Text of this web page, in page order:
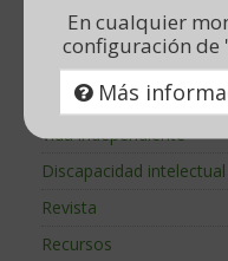
Cooperativa
Centro de Educación
Centro Ocupacional
Vida independiente
Discapacidad
Revista
Recursos
En cualquier
configuración de
Más